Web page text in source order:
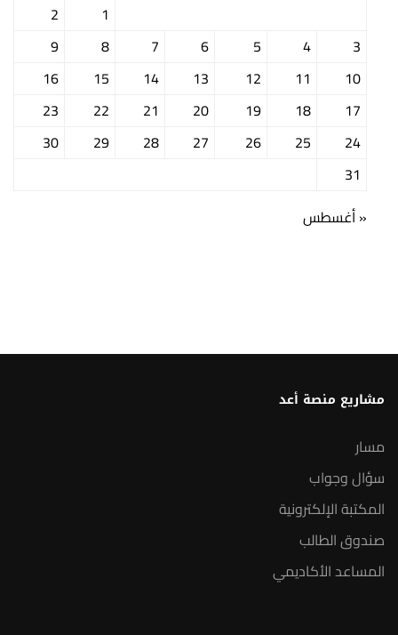
1
2
3
4
5
6
7
8
9
10
11
12
13
14
15
16
17
18
19
20
21
22
23
24
25
26
27
28
29
30
31
« أغسطس
مشاريع منصة أعد
مسار
سؤال وجواب
المكتبة الإلكترونية
صندوق الطالب
المساعد الأكاديمي